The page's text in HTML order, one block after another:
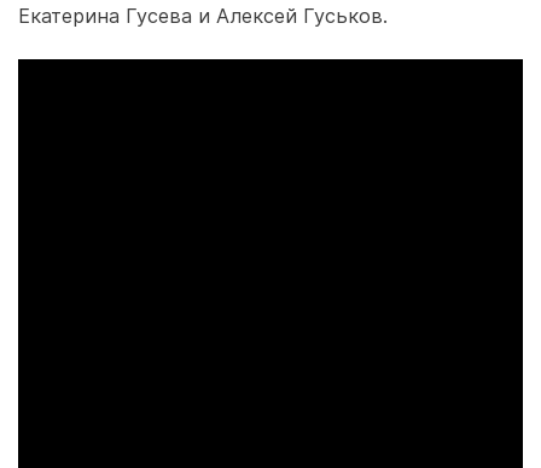
Екатерина Гусева и Алексей Гуськов.